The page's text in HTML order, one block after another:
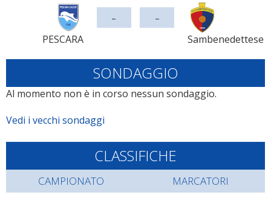
PESCARA
- -
Sambenedettese
SONDAGGIO
Al momento non è in corso nessun sondaggio.
Vedi i vecchi sondaggi
CLASSIFICHE
CAMPIONATO MARCATORI